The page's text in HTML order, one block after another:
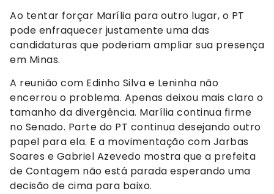
Ao tentar forçar Marília para outro lugar, o PT
pode enfraquecer justamente uma das
candidaturas que poderiam ampliar sua presença
em Minas.
A reunião com Edinho Silva e Leninha não
encerrou o problema. Apenas deixou mais claro o
tamanho da divergência. Marília continua firme
no Senado. Parte do PT continua desejando outro
papel para ela. E a movimentação com Jarbas
Soares e Gabriel Azevedo mostra que a prefeita
de Contagem não está parada esperando uma
decisão de cima para baixo.